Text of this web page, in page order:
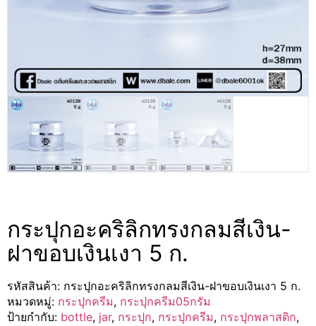
กระปุกอะคริลิกทรงกลมสีเงิน-
ฝาขอบเงินเงา 5 ก.
รหัสสินค้า: กระปุกอะคริลิกทรงกลมสีเงิน-ฝาขอบเงินเงา 5 ก.
หมวดหมู่: กระปุกครีม, กระปุกครีม05กรัม
ป้ายกำกับ: bottle, jar, กระปุก, กระปุกครีม, กระปุกพลาสติก,